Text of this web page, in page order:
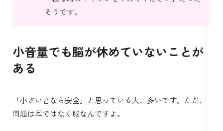
そうです。
小音量でも脳が休めていないことが
ある
「小さい音なら安全」と思っている人、多いです。ただ、
問題は耳ではなく脳なんですよ。